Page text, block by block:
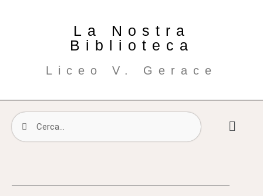
La Nostra
Biblioteca
Liceo V. Gerace